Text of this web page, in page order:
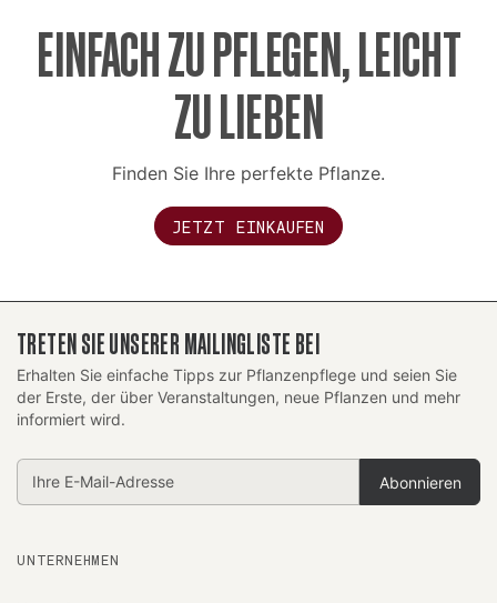
EINFACH ZU PFLEGEN, LEICHT
ZU LIEBEN
Finden Sie Ihre perfekte Pflanze.
JETZT EINKAUFEN
TRETEN SIE UNSERER MAILINGLISTE BEI
Erhalten Sie einfache Tipps zur Pflanzenpflege und seien Sie
der Erste, der über Veranstaltungen, neue Pflanzen und mehr
informiert wird.
E-
Mail-
UNTERNEHMEN